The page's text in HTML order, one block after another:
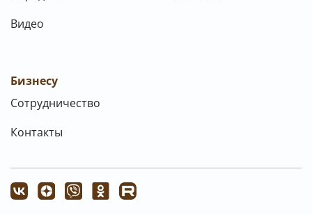
Видео
Бизнесу
Сотрудничество
Контакты